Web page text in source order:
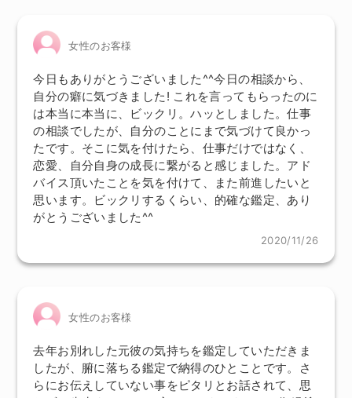
女性のお客様
今日もありがとうございました^^今日の相談から、
自分の癖に気づきました! これを言ってもらったのに
は本当に本当に、ビックリ。ハッとしました。仕事
の相談でしたが、自分のことにまで気づけて良かっ
たです。そこに気を付けたら、仕事だけではなく、
恋愛、自分自身の成長に繋がると感じました。アド
バイス頂いたことを気を付けて、また前進したいと
思います。ビックリするくらい、的確な鑑定、あり
がとうございました^^
2020/11/26
女性のお客様
去年お別れした元彼の気持ちを鑑定していただきま
したが、腑に落ちる鑑定で納得のひとことです。さ
らにお伝えしていない事をピタリとお話されて、思